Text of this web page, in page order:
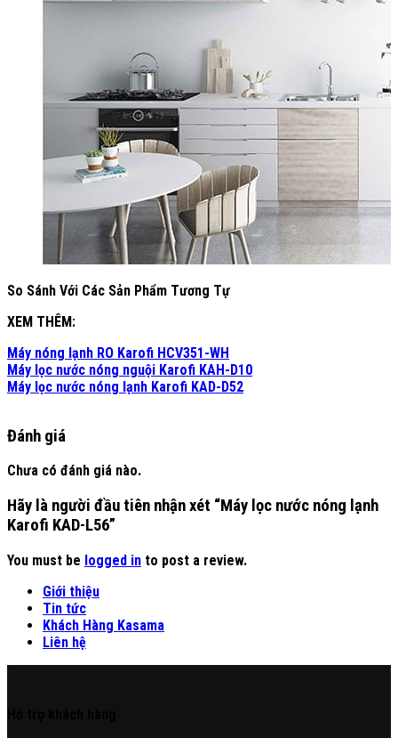
So Sánh Với Các Sản Phẩm Tương Tự
XEM THÊM:
Máy nóng lạnh RO Karofi HCV351-WH
Máy lọc nước nóng nguội Karofi KAH-D10
Máy lọc nước nóng lạnh Karofi KAD-D52
Đánh giá
Chưa có đánh giá nào.
Hãy là người đầu tiên nhận xét “Máy lọc nước nóng lạnh
Karofi KAD-L56”
You must be logged in to post a review.
Giới thiệu
Tin tức
Khách Hàng Kasama
Liên hệ